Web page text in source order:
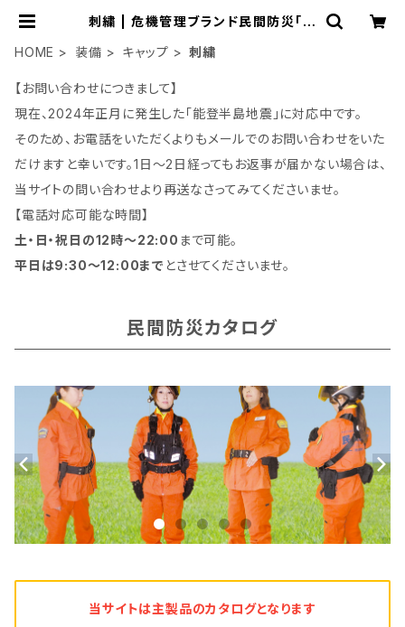
刺繍 | 危機管理ブランド民間防災「防
HOME
装備 キャップ 刺繍
【お問い合わせにつきまして】
現在、2024年正月に発生した「能登半島地震」に対応中です。
そのため、お電話をいただくよりもメールでのお問い合わせをいた
だけますと幸いです。1日～2日経ってもお返事が届かない場合は、
当サイトの問い合わせより再送なさってみてくださいませ。
【電話対応可能な時間】
土・日・祝日の12時～22:00 まで可能。
平日は9:30～12:00まで とさせてくださいませ。
民間防災カタログ
当サイトは主製品のカタログとなります